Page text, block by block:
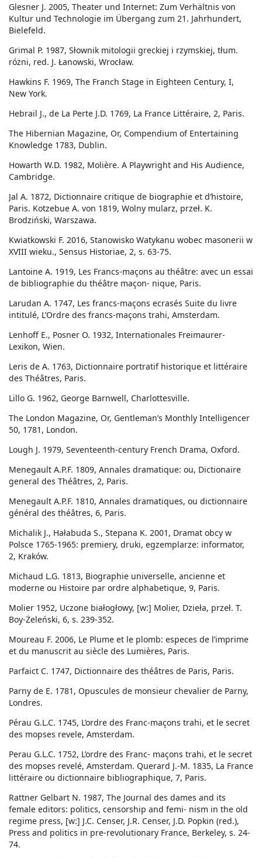
Glesner J. 2005, Theater und Internet: Zum Verhältnis von
Kultur und Technologie im Übergang zum 21. Jahrhundert,
Bielefeld.
Grimal P. 1987, Słownik mitologii greckiej i rzymskiej, tłum.
różni, red. J. Łanowski, Wrocław.
Hawkins F. 1969, The Franch Stage in Eighteen Century, I,
New York.
Hebrail J., de La Perte J.D. 1769, La France Littéraire, 2, Paris.
The Hibernian Magazine, Or, Compendium of Entertaining
Knowledge 1783, Dublin.
Howarth W.D. 1982, Molière. A Playwright and His Audience,
Cambridge.
Jal A. 1872, Dictionnaire critique de biographie et d’histoire,
Paris. Kotzebue A. von 1819, Wolny mularz, przeł. K.
Brodziński, Warszawa.
Kwiatkowski F. 2016, Stanowisko Watykanu wobec masonerii w
XVIII wieku., Sensus Historiae, 2, s. 63-75.
Lantoine A. 1919, Les Francs-maçons au théâtre: avec un essai
de bibliographie du théâtre maçon- nique, Paris.
Larudan A. 1747, Les francs-maçons ecrasés Suite du livre
intitulé, L’Ordre des francs-maçons trahi, Amsterdam.
Lenhoff E., Posner O. 1932, Internationales Freimaurer-
Lexikon, Wien.
Leris de A. 1763, Dictionnaire portratif historique et littéraire
des Théâtres, Paris.
Lillo G. 1962, George Barnwell, Charlottesville.
The London Magazine, Or, Gentleman’s Monthly Intelligencer
50, 1781, London.
Lough J. 1979, Seventeenth-century French Drama, Oxford.
Menegault A.P.F. 1809, Annales dramatique: ou, Dictionaire
general des Théâtres, 2, Paris.
Menegault A.P.F. 1810, Annales dramatiques, ou dictionnaire
général des théâtres, 6, Paris.
Michalik J., Hałabuda S., Stepana K. 2001, Dramat obcy w
Polsce 1765-1965: premiery, druki, egzemplarze: informator,
2, Kraków.
Michaud L.G. 1813, Biographie universelle, ancienne et
moderne ou Histoire par ordre alphabetique, 9, Paris.
Molier 1952, Uczone białogłowy, [w:] Molier, Dzieła, przeł. T.
Boy-Żeleński, 6, s. 239-352.
Moureau F. 2006, Le Plume et le plomb: especes de l’imprime
et du manuscrit au siècle des Lumières, Paris.
Parfaict C. 1747, Dictionnaire des théâtres de Paris, Paris.
Parny de E. 1781, Opuscules de monsieur chevalier de Parny,
Londres.
Pérau G.L.C. 1745, L’ordre des Franc-maçons trahi, et le secret
des mopses revele, Amsterdam.
Perau G.L.C. 1752, L’ordre des Franc- maçons trahi, et le secret
des mopses revelé, Amsterdam. Querard J.-M. 1835, La France
littéraire ou dictionnaire bibliographique, 7, Paris.
Rattner Gelbart N. 1987, The Journal des dames and its
female editors: politics, censorship and femi- nism in the old
regime press, [w:] J.C. Censer, J.R. Censer, J.D. Popkin (red.),
Press and politics in pre-revolutionary France, Berkeley, s. 24-
74.